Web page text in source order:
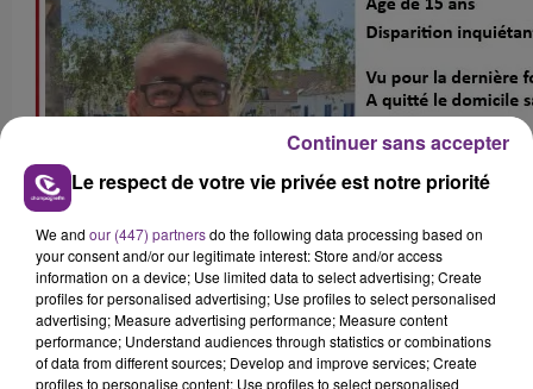
Le respect de votre vie privée est notre priorité
We and our (447) partnersdo the following data processing based on
your consent and/or our legitimate interest: Store and/or access
information on a device; Use limited data to select advertising; Create
profiles for personalised advertising; Use profiles to select personalised
advertising; Measure advertising performance; Measure content
performance; Understand audiences through statistics or combinations
of data from different sources; Develop and improve services; Create
profiles to personalise content; Use profiles to select personalised
Continuer sans accepter